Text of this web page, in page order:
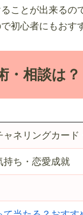
ことが出来る
初心者にもおす
・相談は？
ネリングカー
持ち・恋愛成就